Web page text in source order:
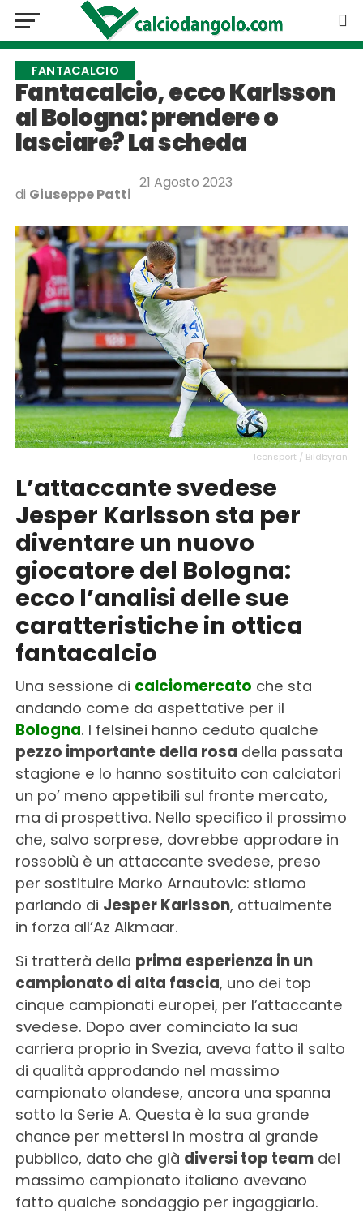
FANTACALCIO
Fantacalcio, ecco Karlsson
al Bologna: prendere o
lasciare? La scheda
di Giuseppe Patti
21 Agosto 2023
Iconsport / Bildbyran
L’attaccante svedese
Jesper Karlsson sta per
diventare un nuovo
giocatore del Bologna:
ecco l’analisi delle sue
caratteristiche in ottica
fantacalcio
Una sessione di calciomercato che sta
andando come da aspettative per il
Bologna. I felsinei hanno ceduto qualche
pezzo importante della rosa della passata
stagione e lo hanno sostituito con calciatori
un po’ meno appetibili sul fronte mercato,
ma di prospettiva. Nello specifico il prossimo
che, salvo sorprese, dovrebbe approdare in
rossoblù è un attaccante svedese, preso
per sostituire Marko Arnautovic: stiamo
parlando di Jesper Karlsson, attualmente
in forza all’Az Alkmaar.
Si tratterà della prima esperienza in un
campionato di alta fascia, uno dei top
cinque campionati europei, per l’attaccante
svedese. Dopo aver cominciato la sua
carriera proprio in Svezia, aveva fatto il salto
di qualità approdando nel massimo
campionato olandese, ancora una spanna
sotto la Serie A. Questa è la sua grande
chance per mettersi in mostra al grande
pubblico, dato che già diversi top teamdel
massimo campionato italiano avevano
fatto qualche sondaggio per ingaggiarlo.